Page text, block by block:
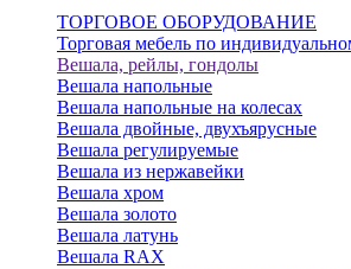
ТОРГОВОЕ ОБОРУДОВАНИЕ
Торговая мебель по
Вешала, рейлы, гондолы
Вешала напольные
Вешала напольные на колесах
Вешала двойные, двухъярусные
Вешала регулируемые
Вешала из нержавейки
Вешала хром
Вешала золото
Вешала латунь
Вешала RAX